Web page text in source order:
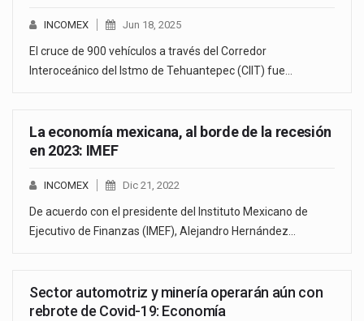
INCOMEX Jun 18, 2025
El cruce de 900 vehículos a través del Corredor
Interoceánico del Istmo de Tehuantepec (CIIT) fue…
La economía mexicana, al borde de la recesión
en 2023: IMEF
INCOMEX Dic 21, 2022
De acuerdo con el presidente del Instituto Mexicano de
Ejecutivo de Finanzas (IMEF), Alejandro Hernández…
Sector automotriz y minería operarán aún con
rebrote de Covid-19: Economía